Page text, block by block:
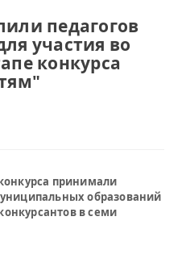
педагогов
участия во
конкурса
принимали
образований
в семи